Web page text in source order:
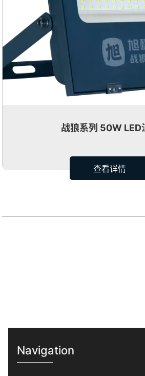
战狼系列 50W LED
查看详情
Navigation